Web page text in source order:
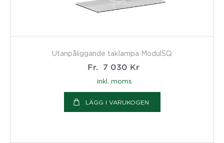
Utanpåliggande taklampa ModulSQ
Fr.
7 030 Kr
inkl. moms
LÄGG I VARUKOGEN